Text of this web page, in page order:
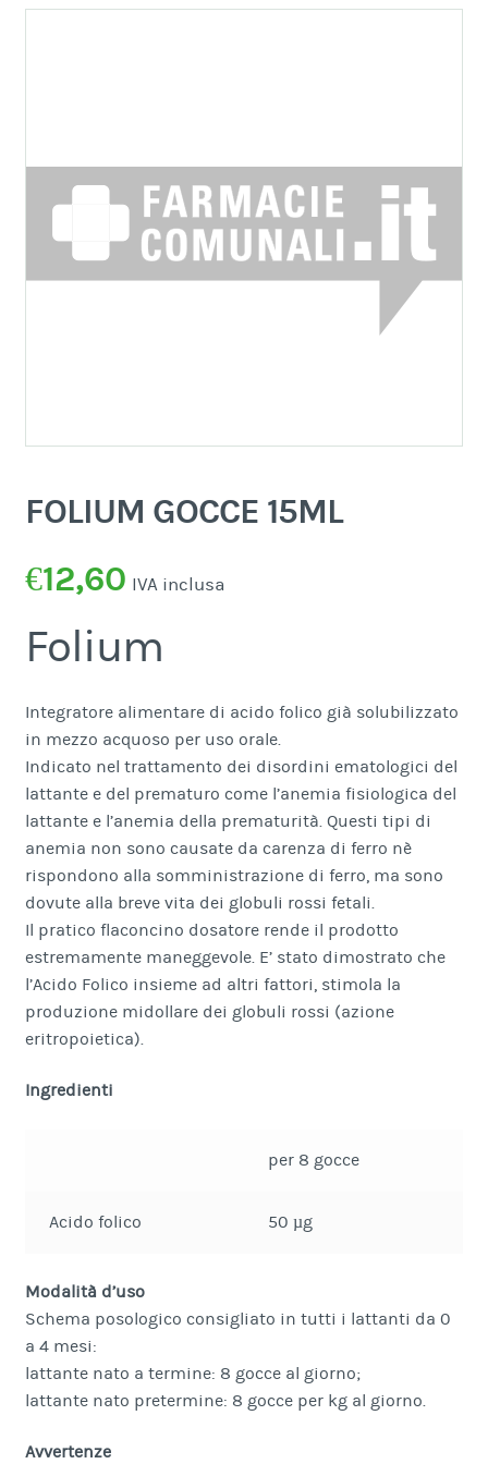
FOLIUM GOCCE 15ML
€12,60 IVA inclusa
Folium
Integratore alimentare di acido folico già solubilizzato
in mezzo acquoso per uso orale.
Indicato nel trattamento dei disordini ematologici del
lattante e del prematuro come l’anemia fisiologica del
lattante e l’anemia della prematurità. Questi tipi di
anemia non sono causate da carenza di ferro nè
rispondono alla somministrazione di ferro, ma sono
dovute alla breve vita dei globuli rossi fetali.
Il pratico flaconcino dosatore rende il prodotto
estremamente maneggevole. E’ stato dimostrato che
l’Acido Folico insieme ad altri fattori, stimola la
produzione midollare dei globuli rossi (azione
eritropoietica).
Ingredienti
per 8 gocce
Acido folico 50 µg
Modalità d’uso
Schema posologico consigliato in tutti i lattanti da 0
a 4 mesi:
lattante nato a termine: 8 gocce al giorno;
lattante nato pretermine: 8 gocce per kg al giorno.
Avvertenze